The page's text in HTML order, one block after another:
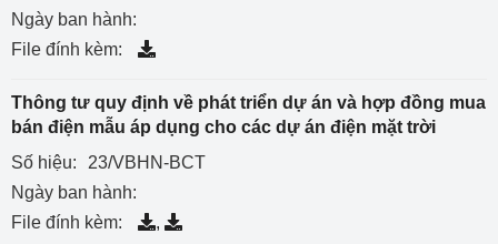
Ngày ban hành:
File đính kèm:
Thông tư quy định về phát triển dự án và hợp đồng mua
bán điện mẫu áp dụng cho các dự án điện mặt trời
Số hiệu:
23/VBHN-BCT
Ngày ban hành:
File đính kèm:
,